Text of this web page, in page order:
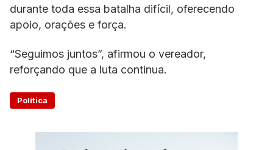
durante toda essa batalha difícil, oferecendo
apoio, orações e força.
“Seguimos juntos”, afirmou o vereador,
reforçando que a luta continua.
Política